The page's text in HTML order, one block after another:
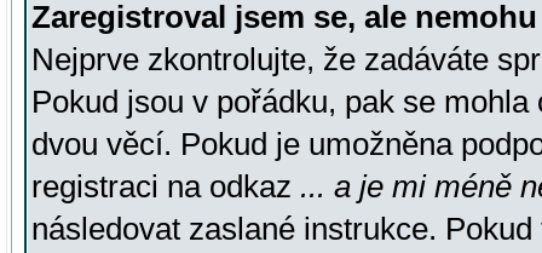
Zaregistroval jsem se, ale
Nejprve zkontrolujte, že zadáváte
Pokud jsou v pořádku, pak se
dvou věcí. Pokud je umožněna
registraci na odkaz ... a je mi méně
následovat zaslané instrukce.